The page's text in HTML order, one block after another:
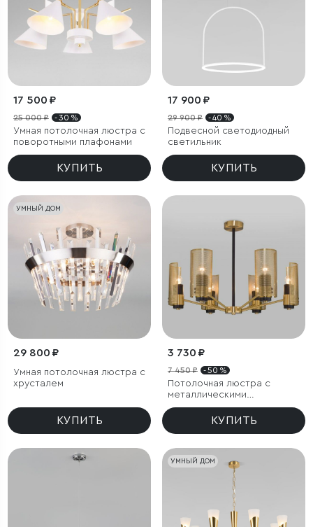
17 500 ₽
25 000 ₽ - 30 %
Умная потолочная люстра с
поворотными плафонами
КУПИТЬ
17 900 ₽
29 900 ₽ - 40 %
Подвесной светодиодный
светильник
КУПИТЬ
УМНЫЙ ДОМ
29 800 ₽
Умная потолочная люстра с
хрусталем
КУПИТЬ
3 730 ₽
7 450 ₽ - 50 %
Потолочная люстра с
металлическими
плафонами
КУПИТЬ
УМНЫЙ ДОМ